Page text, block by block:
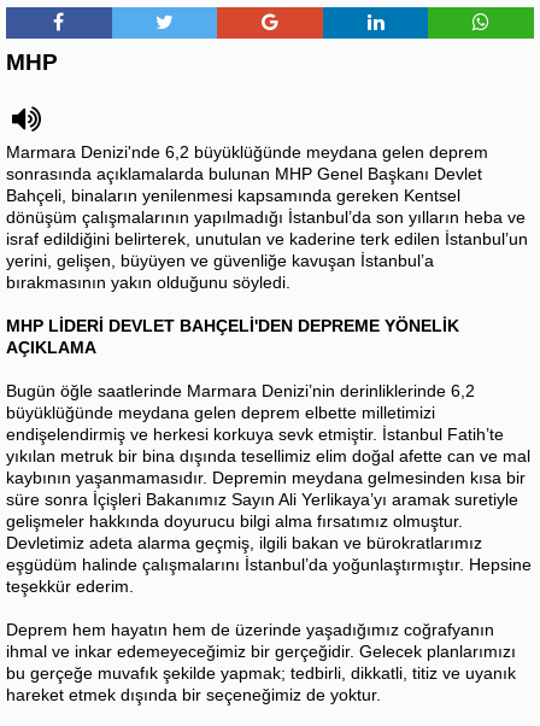
MHP
Marmara Denizi'nde 6,2 büyüklüğünde meydana gelen deprem
sonrasında açıklamalarda bulunan MHP Genel Başkanı Devlet
Bahçeli, binaların yenilenmesi kapsamında gereken Kentsel
dönüşüm çalışmalarının yapılmadığı İstanbul’da son yılların heba ve
israf edildiğini belirterek, unutulan ve kaderine terk edilen İstanbul’un
yerini, gelişen, büyüyen ve güvenliğe kavuşan İstanbul’a
bırakmasının yakın olduğunu söyledi.
MHP LİDERİ DEVLET BAHÇELİ'DEN DEPREME YÖNELİK
AÇIKLAMA
Bugün öğle saatlerinde Marmara Denizi’nin derinliklerinde 6,2
büyüklüğünde meydana gelen deprem elbette milletimizi
endişelendirmiş ve herkesi korkuya sevk etmiştir. İstanbul Fatih’te
yıkılan metruk bir bina dışında tesellimiz elim doğal afette can ve mal
kaybının yaşanmamasıdır. Depremin meydana gelmesinden kısa bir
süre sonra İçişleri Bakanımız Sayın Ali Yerlikaya’yı aramak suretiyle
gelişmeler hakkında doyurucu bilgi alma fırsatımız olmuştur.
Devletimiz adeta alarma geçmiş, ilgili bakan ve bürokratlarımız
eşgüdüm halinde çalışmalarını İstanbul’da yoğunlaştırmıştır. Hepsine
teşekkür ederim.
Deprem hem hayatın hem de üzerinde yaşadığımız coğrafyanın
ihmal ve inkar edemeyeceğimiz bir gerçeğidir. Gelecek planlarımızı
bu gerçeğe muvafık şekilde yapmak; tedbirli, dikkatli, titiz ve uyanık
hareket etmek dışında bir seçeneğimiz de yoktur.